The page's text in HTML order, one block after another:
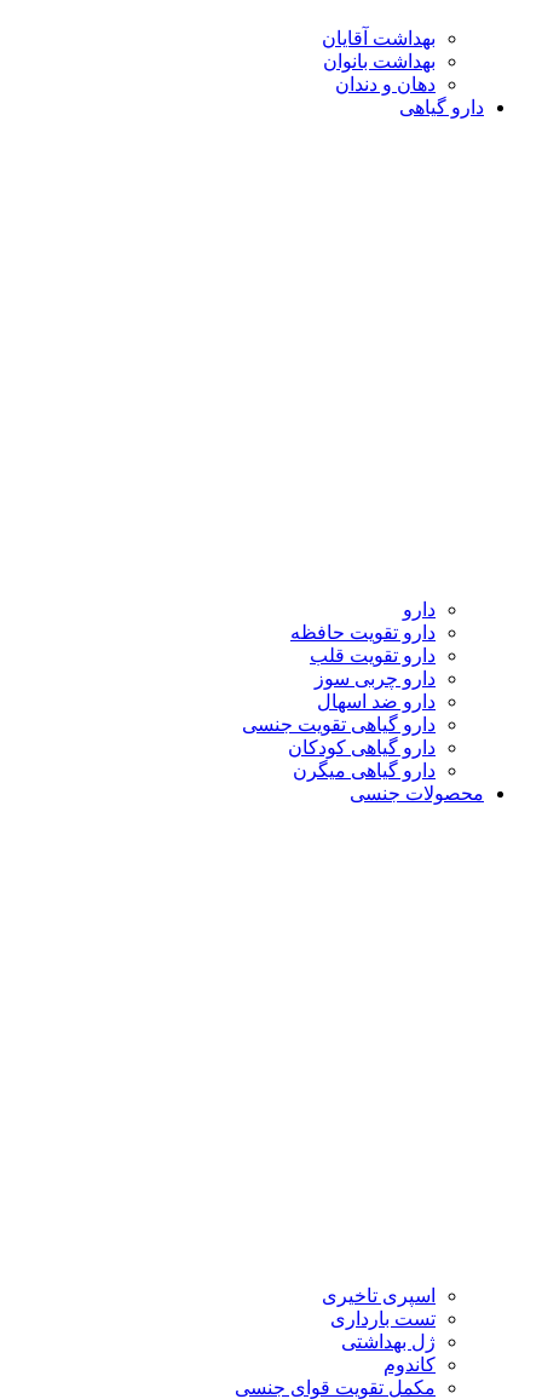
بهداشت آقایان
بهداشت بانوان
دهان و دندان
دارو گیاهی
دارو
دارو تقویت حافظه
دارو تقویت قلب
دارو چربی سوز
دارو ضد اسهال
دارو گیاهی تقویت جنسی
دارو گیاهی کودکان
دارو گیاهی میگرن
محصولات جنسی
اسپری تاخیری
تست بارداری
ژل بهداشتی
کاندوم
مکمل تقویت قوای جنسی